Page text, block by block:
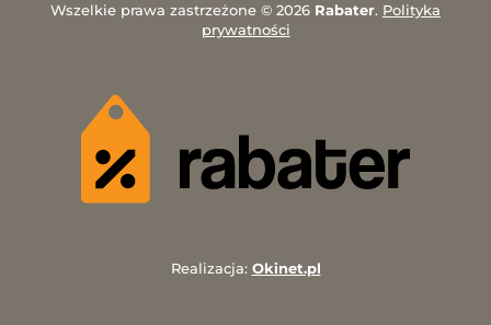
Wszelkie prawa zastrzeżone © 2026 Rabater. Polityka
prywatności
Realizacja: Okinet.pl